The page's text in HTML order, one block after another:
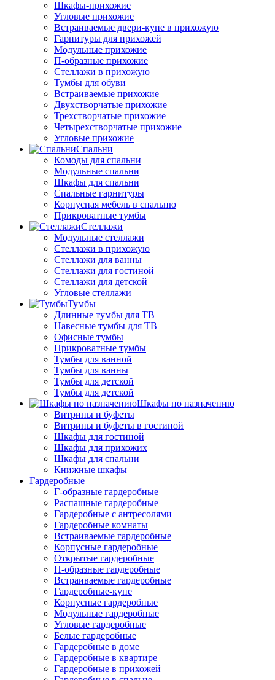
Шкафы-прихожие
Угловые прихожие
Встраиваемые двери-купе в прихожую
Гарнитуры для прихожей
Модульные прихожие
П-образные прихожие
Стеллажи в прихожую
Тумбы для обуви
Встраиваемые прихожие
Двухстворчатые прихожие
Трехстворчатые прихожие
Четырехстворчатые прихожие
Угловые прихожие
Спальни
Комоды для спальни
Модульные спальни
Шкафы для спальни
Спальные гарнитуры
Корпусная мебель в спальню
Прикроватные тумбы
Стеллажи
Модульные стеллажи
Стеллажи в прихожую
Стеллажи для ванны
Стеллажи для гостиной
Стеллажи для детской
Угловые стеллажи
Тумбы
Длинные тумбы для ТВ
Навесные тумбы для ТВ
Офисные тумбы
Прикроватные тумбы
Тумбы для ванной
Тумбы для ванны
Тумбы для детской
Тумбы для детской
Шкафы по назначению
Витрины и буфеты
Витрины и буфеты в гостиной
Шкафы для гостиной
Шкафы для прихожих
Шкафы для спальни
Книжные шкафы
Гардеробные
Г-образные гардеробные
Распашные гардеробные
Гардеробные с антресолями
Гардеробные комнаты
Встраиваемые гардеробные
Корпусные гардеробные
Открытые гардеробные
П-образные гардеробные
Встраиваемые гардеробные
Гардеробные-купе
Корпусные гардеробные
Модульные гардеробные
Угловые гардеробные
Белые гардеробные
Гардеробные в доме
Гардеробные в квартире
Гардеробные в прихожей